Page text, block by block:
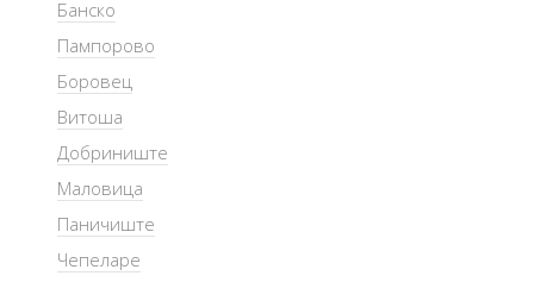
Банско
Пампорово
Боровец
Витоша
Добриниште
Маловица
Паничиште
Чепеларе